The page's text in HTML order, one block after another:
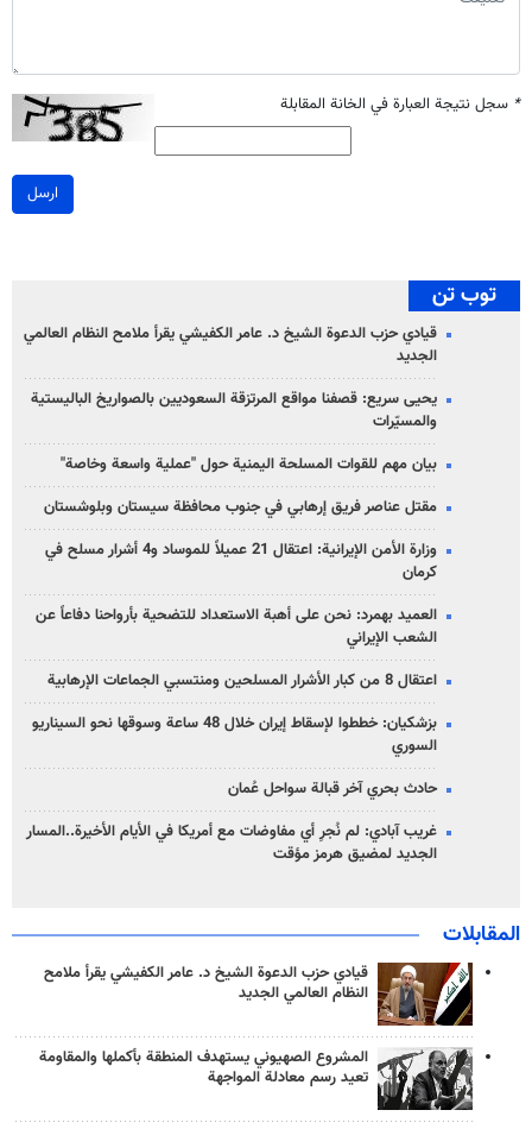
* سجل نتيجة العبارة في الخانة المقابلة
ارسل
توب تن
قيادي حزب الدعوة الشيخ د. عامر الكفيشي يقرأ ملامح النظام العالمي
الجديد
يحيى سريع: قصفنا مواقع المرتزقة السعوديين بالصواريخ الباليستية
والمسيّرات
بيان مهم للقوات المسلحة اليمنية حول "عملية واسعة وخاصة"
مقتل عناصر فريق إرهابي في جنوب محافظة سيستان وبلوشستان
وزارة الأمن الإيرانية: اعتقال 21 عميلاً للموساد و4 أشرار مسلح في
كرمان
العميد بهمرد: نحن على أهبة الاستعداد للتضحية بأرواحنا دفاعاً عن
الشعب الإيراني
اعتقال 8 من كبار الأشرار المسلحين ومنتسبي الجماعات الإرهابية
بزشكيان: خططوا لإسقاط إيران خلال 48 ساعة وسوقها نحو السيناريو
السوري
حادث بحري آخر قبالة سواحل عُمان
غريب آبادي: لم نُجرِ أي مفاوضات مع أمريكا في الأيام الأخيرة..المسار
الجديد لمضيق هرمز مؤقت
المقابلات
قيادي حزب الدعوة الشيخ د. عامر الكفيشي يقرأ ملامح
النظام العالمي الجديد
المشروع الصهيوني يستهدف المنطقة بأكملها والمقاومة
تعيد رسم معادلة المواجهة